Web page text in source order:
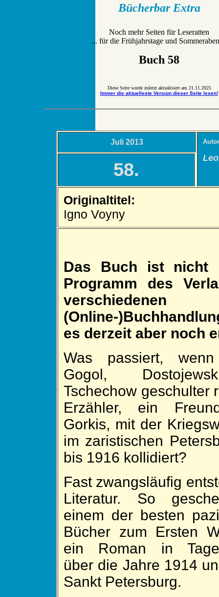
Bücherbar Extra
Noch mehr Seiten für Leseratten
... für die Frühjahrstage und
Buch 58
Diese Seite wurde zuletzt aktualisiert am 21.11.2025
Immer die aktuelleste Version dieser Seite lesen!
Juli 2013
58.
Originaltitel:
Igno Voyny
Das Buch ist nicht
Programm des
verschiedenen
(Online-
es derzeit aber noch
Was passiert,
Gogol,
Tschechow ge­schulter
Er­zähler, ein
Gorkis, mit der
im zaristischen
bis 1916 kolli­diert?
Fast zwangs­läufig
Literatur. So
einem der besten
Bücher zum Ersten
ein Ro­man in
über die Jahre 1914
Sankt Pe­ters­burg.